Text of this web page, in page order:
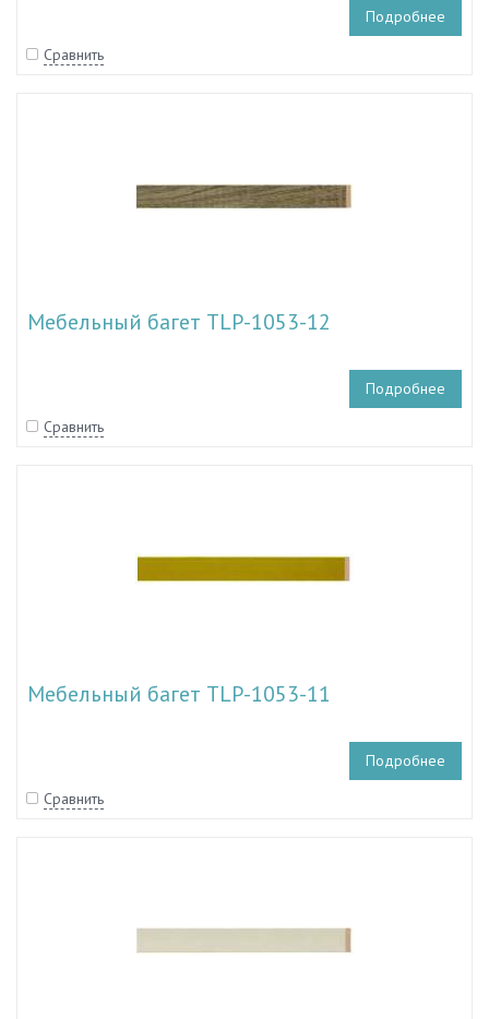
Подробнее
Сравнить
Мебельный багет TLP-1053-12
Подробнее
Сравнить
Мебельный багет TLP-1053-11
Подробнее
Сравнить